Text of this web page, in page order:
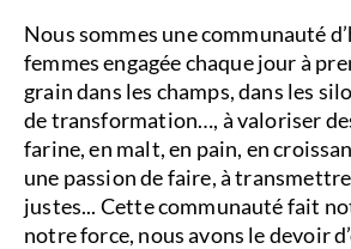
Nous sommes une communauté
femmes engagée chaque jour à
grain dans les champs, dans les
de transformation…, à valoriser
farine, en malt, en pain, en
une passion de faire, à
justes... Cette communauté fait
notre force, nous avons le devoir